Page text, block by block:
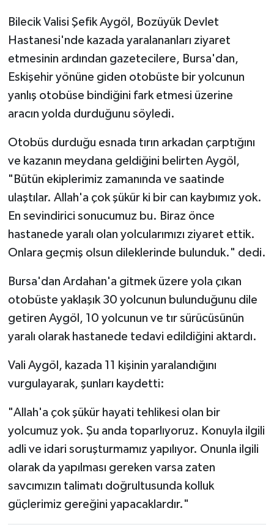
Bilecik Valisi Şefik Aygöl, Bozüyük Devlet
Hastanesi'nde kazada yaralananları ziyaret
etmesinin ardından gazetecilere, Bursa'dan,
Eskişehir yönüne giden otobüste bir yolcunun
yanlış otobüse bindiğini fark etmesi üzerine
aracın yolda durduğunu söyledi.
Otobüs durduğu esnada tırın arkadan çarptığını
ve kazanın meydana geldiğini belirten Aygöl,
"Bütün ekiplerimiz zamanında ve saatinde
ulaştılar. Allah'a çok şükür ki bir can kaybımız yok.
En sevindirici sonucumuz bu. Biraz önce
hastanede yaralı olan yolcularımızı ziyaret ettik.
Onlara geçmiş olsun dileklerinde bulunduk." dedi.
Bursa'dan Ardahan'a gitmek üzere yola çıkan
otobüste yaklaşık 30 yolcunun bulunduğunu dile
getiren Aygöl, 10 yolcunun ve tır sürücüsünün
yaralı olarak hastanede tedavi edildiğini aktardı.
Vali Aygöl, kazada 11 kişinin yaralandığını
vurgulayarak, şunları kaydetti:
"Allah'a çok şükür hayati tehlikesi olan bir
yolcumuz yok. Şu anda toparlıyoruz. Konuyla ilgili
adli ve idari soruşturmamız yapılıyor. Onunla ilgili
olarak da yapılması gereken varsa zaten
savcımızın talimatı doğrultusunda kolluk
güçlerimiz gereğini yapacaklardır."